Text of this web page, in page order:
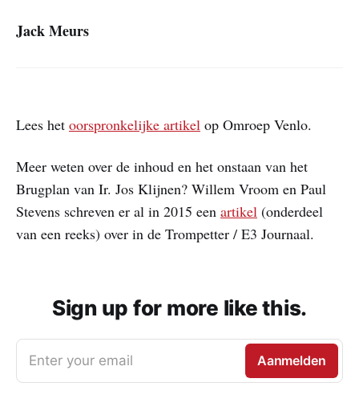
Jack Meurs
Lees het oorspronkelijke artikel op Omroep Venlo.
Meer weten over de inhoud en het onstaan van het
Brugplan van Ir. Jos Klijnen? Willem Vroom en Paul
Stevens schreven er al in 2015 een artikel (onderdeel
van een reeks) over in de Trompetter / E3 Journaal.
Sign up for more like this.
Enter your email Aanmelden